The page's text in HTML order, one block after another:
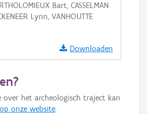
in grijswaarden
Bart, CASSELMAN
Lynn, VANHOUTTE
Downloaden
over het archeologisch traject kan
op onze website.